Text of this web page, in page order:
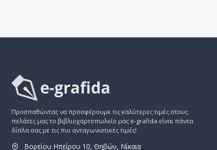
Προσπαθώντας να προσφέρουμε τις καλύτερες τιμές στους
πελάτες μας το βιβλιοχαρτοπωλείο μας e-grafida είναι πάντα
δίπλα σας με τις πιο ανταγωνιστικές τιμές!
Βορείου Ηπείρου 10, Θηβών, Νίκαια